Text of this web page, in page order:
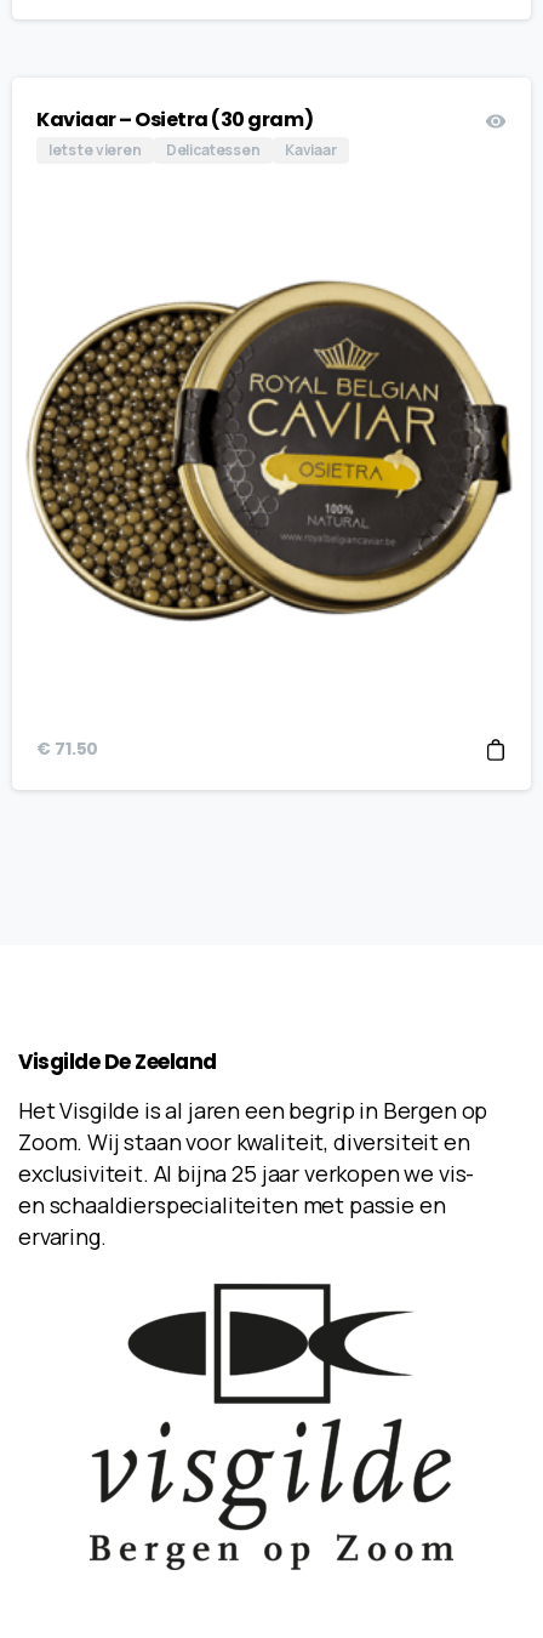
Kaviaar – Osietra (30 gram)
Iets te vieren Delicatessen Kaviaar
€ 71.50
Visgilde DeZeeland
Het Visgilde is al jaren een begrip in Bergen op
Zoom. Wij staan voor kwaliteit, diversiteit en
exclusiviteit. Al bijna 25 jaar verkopen we vis-
en schaaldierspecialiteiten met passie en
ervaring.